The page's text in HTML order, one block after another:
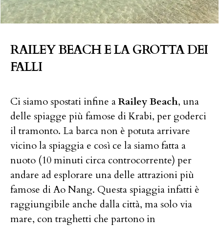
RAILEY BEACH E LA GROTTA DEI
FALLI
Ci siamo spostati infine aRailey Beach, una
delle spiagge più famose di Krabi, per goderci
il tramonto. La barca non è potuta arrivare
vicino la spiaggia e così ce la siamo fatta a
nuoto (10 minuti circa controcorrente) per
andare ad esplorare una delle attrazioni più
famose di Ao Nang. Questa spiaggia infatti è
raggiungibile anche dalla città, ma solo via
mare, con traghetti che partono in